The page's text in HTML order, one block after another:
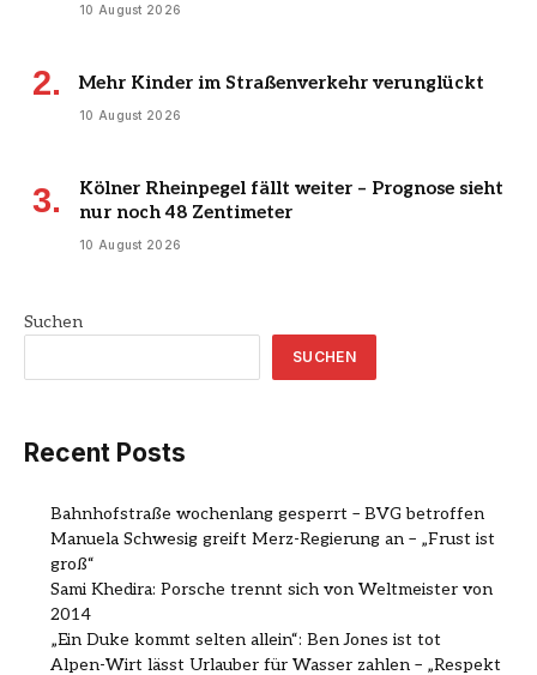
10 August 2026
Mehr Kinder im Straßenverkehr verunglückt
10 August 2026
Kölner Rheinpegel fällt weiter – Prognose sieht
nur noch 48 Zentimeter
10 August 2026
Suchen
SUCHEN
Recent Posts
Bahnhofstraße wochenlang gesperrt – BVG betroffen
Manuela Schwesig greift Merz-Regierung an – „Frust ist
groß“
Sami Khedira: Porsche trennt sich von Weltmeister von
2014
„Ein Duke kommt selten allein“: Ben Jones ist tot
Alpen-Wirt lässt Urlauber für Wasser zahlen – „Respekt